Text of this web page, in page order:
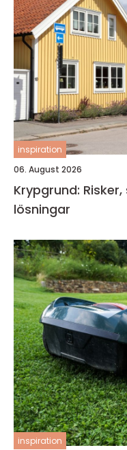
inspiration
06. August 2026
Krypgrund:
lösningar
inspiration